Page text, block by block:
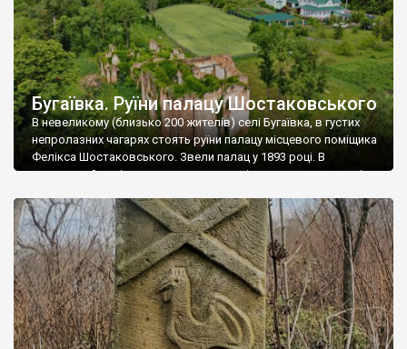
Бугаївка. Руїни палацу Шостаковського
В невеликому (близько 200 жителів) селі Бугаївка, в густих
непролазних чагарях стоять руїни палацу місцевого поміщика
Фелікса Шостаковського. Звели палац у 1893 році. В
радянський період у ньому спочатку містилася школа, потім
століття тут розмістили туберкульозну лікарню. Коли із
палацу виїхала лікарня – ми точно не […]